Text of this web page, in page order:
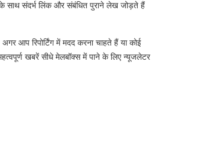
के साथ संदर्भ लिंक और संबंधित पुराने लेख जोड़ते हैं
आप रिपोर्टिंग में मदद करना चाहते हैं या कोई
खबरें सीधे मेलबॉक्स में पाने के लिए न्यूजलेटर